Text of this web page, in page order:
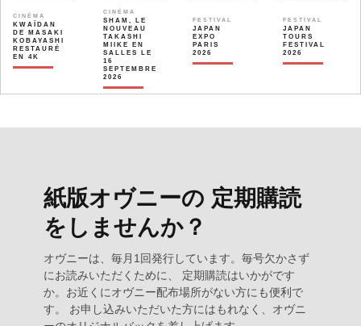
CINÉMA
KWAÏDAN
DE MASAKI
KOBAYASHI
RESTAURÉ
EN 4K
CINÉMA
SHAM, LE
NOUVEAU
TAKASHI
MIIKE EN
SALLES LE
16
SEPTEMBRE
2026
FESTIVAL
JAPAN
EXPO
PARIS
2026
FESTIVAL
JAPAN
TOURS
FESTIVAL
2026
紙版オヴニーの 定期購読
をしませんか？
オヴニーは、毎月1回発行しています。毎号欠かさず
にお読みいただくために、 定期購読はいかがです
か。お近くにオヴニー配布場所がない方にも便利で
す。 お申し込みいただいた方にはもれなく、オヴニ